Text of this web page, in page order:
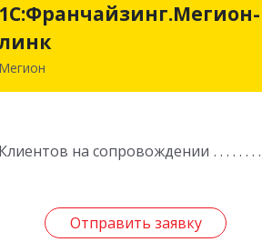
1С:Франчайзинг.Мегион-
Мегион
Клиентов на сопровождении
Отправить заявку
1С:Франчайзинг.Мегион-
Отправить заявку